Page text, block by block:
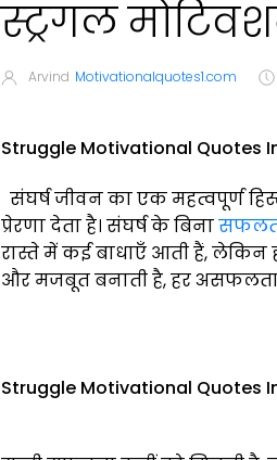
स्ट्रगल
Arvind Motivationalquotes1.com
Struggle Motivational Quotes
संघर्ष जीवन का एक महत्वपूर्ण
प्रेरणा देता है। संघर्ष के बिना
रास्ते में कई बाधाएँ आती हैं,
और मजबूत बनाती है, हर
Struggle Motivational Quotes